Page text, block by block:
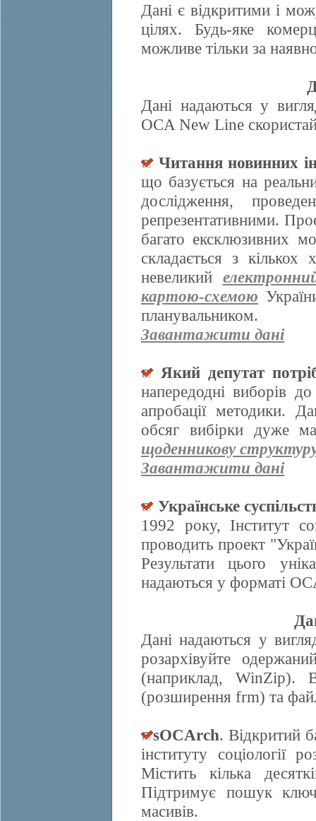
Дані є відкритими і
цілях. Будь-яке
можливе тільки за
Дані надаються у
OCA New Line
Читання новинних
що базується на
дослідження,
репрезентативними.
багато ексклюзивних
складається з
невеликий
картою-схемою
планувальником.
Завантажити дані
Який депутат
напередодні виборів
апробації методики.
обсяг вибірки дуже
щоденникову
Завантажити дані
Українське
1992 року, Інститут
проводить проект
Результати цього
надаються у форматі
Дані надаються у
розархівуйте
(наприклад, WinZip).
(розширення frm) та
sOCArch. Відкритий
інституту соціології
Містить кілька
Підтримує пошук
масивів.